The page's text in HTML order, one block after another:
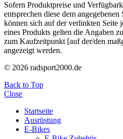
Sofern Produktpreise und
entsprechen diese dem
können sich auf der verlinkten Seite
eines Produkts gelten die Angaben
zum Kaufzeitpunkt [auf der/den
angezeigt werden.
© 2026 radsport2000.de
Back to Top
Close
Startseite
Ausrüstung
E-Bikes